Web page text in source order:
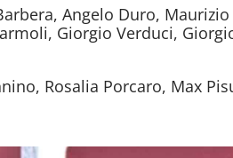
Angelo Duro, Maurizio
Giorgio Verduci,
Rosalia Porcaro, Max